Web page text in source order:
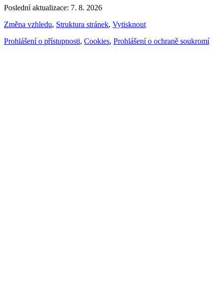
Poslední aktualizace: 7. 8. 2026
Změna vzhledu, Struktura stránek, Vytisknout
Prohlášení o přístupnosti, Cookies, Prohlášení o ochraně soukromí